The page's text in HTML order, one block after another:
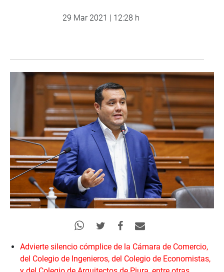
29 Mar 2021 | 12:28 h
Advierte silencio cómplice de la Cámara de Comercio,
del Colegio de Ingenieros, del Colegio de Economistas,